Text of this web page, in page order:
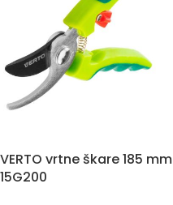
VERTO vrtne škare 185 mm
15G200